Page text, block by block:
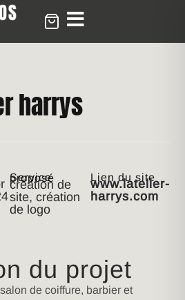
harrys
Service proposé
création de
site, création
de logo
Lien du site
www.latelier-
harrys.com
du projet
de coiffure, barbier et